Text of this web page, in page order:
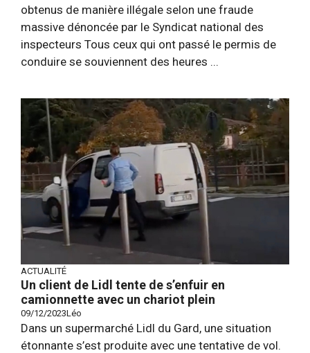
obtenus de manière illégale selon une fraude
massive dénoncée par le Syndicat national des
inspecteurs Tous ceux qui ont passé le permis de
conduire se souviennent des heures ...
ACTUALITÉ
Un client de Lidl tente de s’enfuir en
camionnette avec un chariot plein
09/12/2023Léo
Dans un supermarché Lidl du Gard, une situation
étonnante s’est produite avec une tentative de vol.